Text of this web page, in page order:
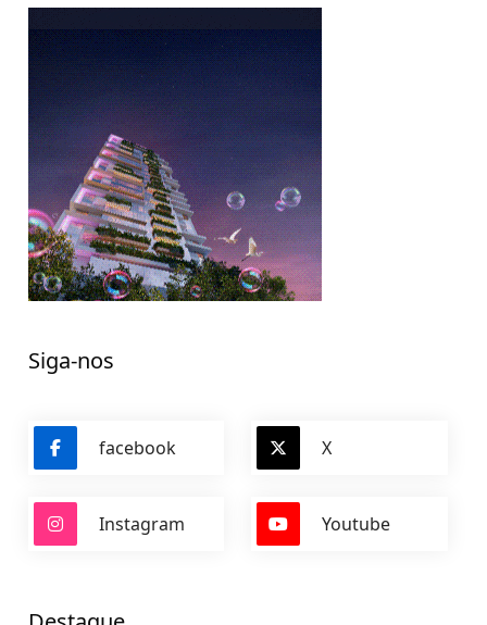
Siga-nos
facebook X
Instagram Youtube